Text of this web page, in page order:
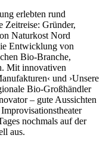
erlebten rund
Zeitreise: Gründer,
Naturkost Nord
Entwicklung von
Bio-Branche,
Mit innovativen
und ›Unsere
Bio-Großhändler
– gute Aussichten
nochmals auf der
aus.